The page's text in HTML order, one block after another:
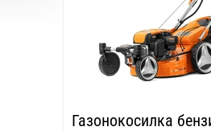
Газонокосилка